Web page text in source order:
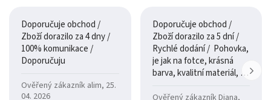
Doporučuje obchod /
Zboží dorazilo za 4 dny /
100% komunikace /
Doporučuju
Ověřený zákazník alim, 25.
04. 2026
Doporučuje obchod /
Zboží dorazilo za 5 dní /
Rychlé dodání / Pohovka,
je jak na fotce, krásná
barva, kvalitní materiál, a
Ověřený zákazník Diana,